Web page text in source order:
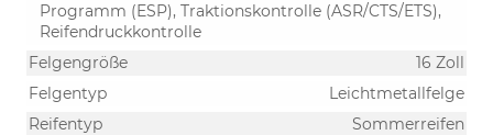
Programm (ESP), Traktionskontrolle (ASR/CTS/ETS),
Reifendruckkontrolle
Felgengröße
16 Zoll
Felgentyp
Leichtmetallfelge
Reifentyp
Sommerreifen